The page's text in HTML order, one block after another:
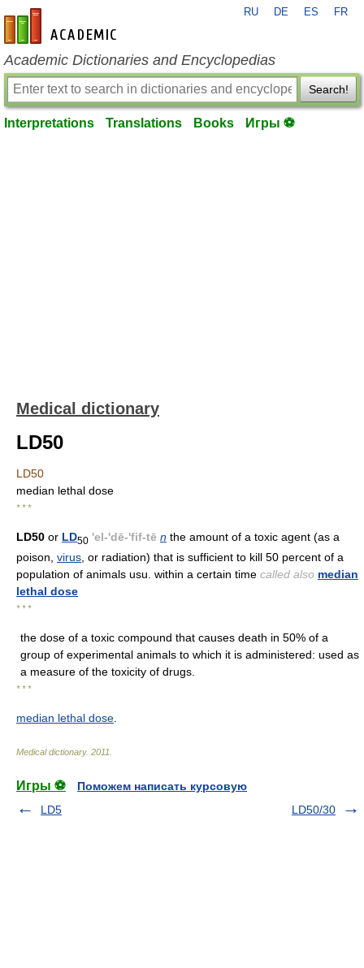
en-academic.com
RU DE ES FR
Academic Dictionaries and Encyclopedias
Search!
Interpretations Translations Books Игры ⚽
Medical dictionary
LD50
LD50
median lethal dose
* * *
LD50 or LD50 'el-'dē-'fif-tē n the amount of a toxic agent (as a
poison, virus , or radiation) that is sufficient to kill 50 percent of a
population of animals usu. within a certain time called also median
lethal dose
* * *
the dose of a toxic compound that causes death in 50% of a
group of experimental animals to which it is administered: used as
a measure of the toxicity of drugs.
* * *
median lethal dose
Medical dictionary. 2011
Игры ⚽
Поможем написать курсовую
LD5
LD50/30